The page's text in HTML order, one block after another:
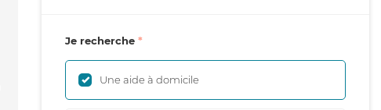
Je recherche
Une aide à domicile